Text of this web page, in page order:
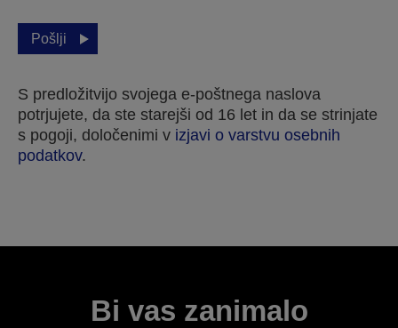
Pošlji
S predložitvijo svojega e-poštnega naslova
potrjujete, da ste starejši od 16 let in da se strinjate
s pogoji, določenimi v izjavi o varstvu osebnih
podatkov.
Hvala za vašo prijavo.
delovnih dneh.
Bi vas zanimalo